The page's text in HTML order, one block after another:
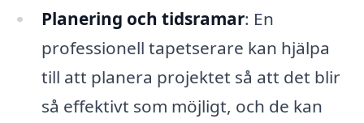
Planering och tidsramar: En
professionell tapetserare kan hjälpa
till att planera projektet så att det blir
så effektivt som möjligt, och de kan